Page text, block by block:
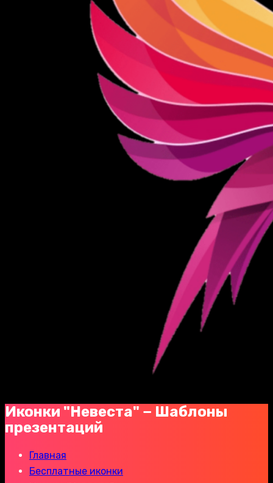
Иконки "Невеста" − Шаблоны
презентаций
Главная
Бесплатные иконки